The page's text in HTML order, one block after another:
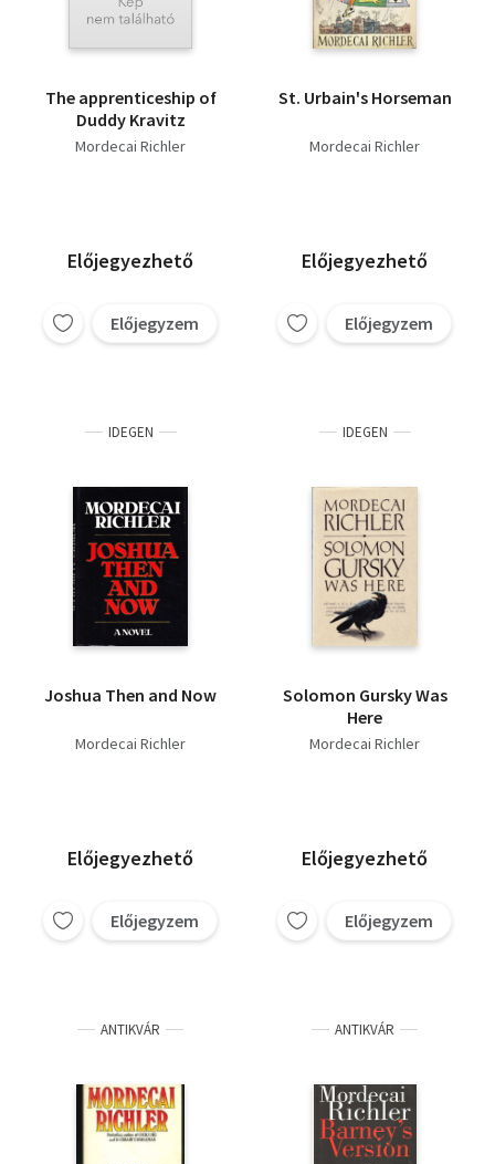
The apprenticeship of
Duddy Kravitz
Mordecai Richler
Előjegyezhető
Előjegyzem
St. Urbain's Horseman
Mordecai Richler
Előjegyezhető
Előjegyzem
IDEGEN
Joshua Then and Now
Mordecai Richler
Előjegyezhető
Előjegyzem
IDEGEN
Solomon ​Gursky Was
Here
Mordecai Richler
Előjegyezhető
Előjegyzem
ANTIKVÁR ANTIKVÁR